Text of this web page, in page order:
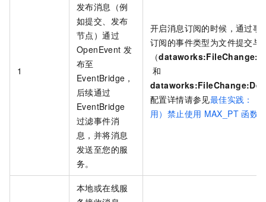
1
发布消息（例
如提交、发布
节点）通过
OpenEvent 发
布至
EventBridge，
后续通过
EventBridge
过滤事件消
息，并将消息
发送至您的服
务。
开启消息订阅的时候，通过事
订阅的事件类型为文件提交与
（
和
配置详情请参见最佳实践：（
用）禁止使用 MAX_PT 函数
本地或在线服